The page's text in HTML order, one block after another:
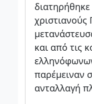
και από τις
παρέμειναν
ανταλλαγή